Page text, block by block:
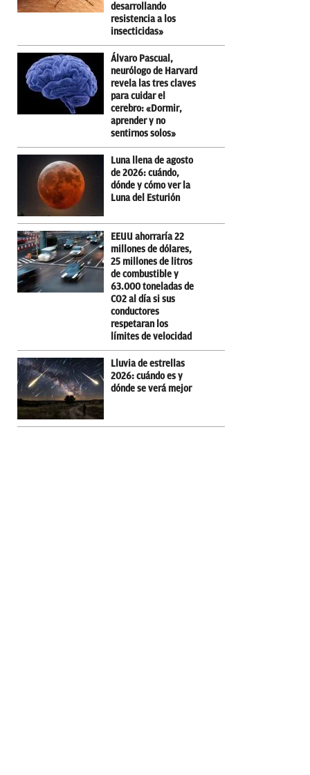
desarrollando
resistencia a los
insecticidas»
Álvaro Pascual,
neurólogo de Harvard
revela las tres claves
para cuidar el
cerebro: «Dormir,
aprender y no
sentirnos solos»
Luna llena de agosto
de 2026: cuándo,
dónde y cómo ver la
Luna del Esturión
EEUU ahorraría 22
millones de dólares,
25 millones de litros
de combustible y
63.000 toneladas de
CO2 al día si sus
conductores
respetaran los
límites de velocidad
Lluvia de estrellas
2026: cuándo es y
dónde se verá mejor